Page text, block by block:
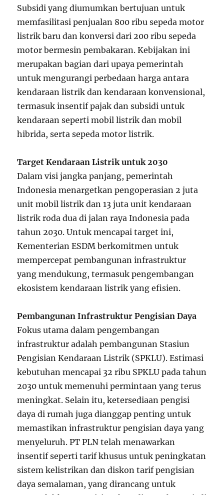
Subsidi yang diumumkan bertujuan untuk
memfasilitasi penjualan 800 ribu sepeda motor
listrik baru dan konversi dari 200 ribu sepeda
motor bermesin pembakaran. Kebijakan ini
merupakan bagian dari upaya pemerintah
untuk mengurangi perbedaan harga antara
kendaraan listrik dan kendaraan konvensional,
termasuk insentif pajak dan subsidi untuk
kendaraan seperti mobil listrik dan mobil
hibrida, serta sepeda motor listrik.
Target Kendaraan Listrik untuk 2030
Dalam visi jangka panjang, pemerintah
Indonesia menargetkan pengoperasian 2 juta
unit mobil listrik dan 13 juta unit kendaraan
listrik roda dua di jalan raya Indonesia pada
tahun 2030. Untuk mencapai target ini,
Kementerian ESDM berkomitmen untuk
mempercepat pembangunan infrastruktur
yang mendukung, termasuk pengembangan
ekosistem kendaraan listrik yang efisien.
Pembangunan Infrastruktur Pengisian Daya
Fokus utama dalam pengembangan
infrastruktur adalah pembangunan Stasiun
Pengisian Kendaraan Listrik (SPKLU). Estimasi
kebutuhan mencapai 32 ribu SPKLU pada tahun
2030 untuk memenuhi permintaan yang terus
meningkat. Selain itu, ketersediaan pengisi
daya di rumah juga dianggap penting untuk
memastikan infrastruktur pengisian daya yang
menyeluruh. PT PLN telah menawarkan
insentif seperti tarif khusus untuk peningkatan
sistem kelistrikan dan diskon tarif pengisian
daya semalaman, yang dirancang untuk